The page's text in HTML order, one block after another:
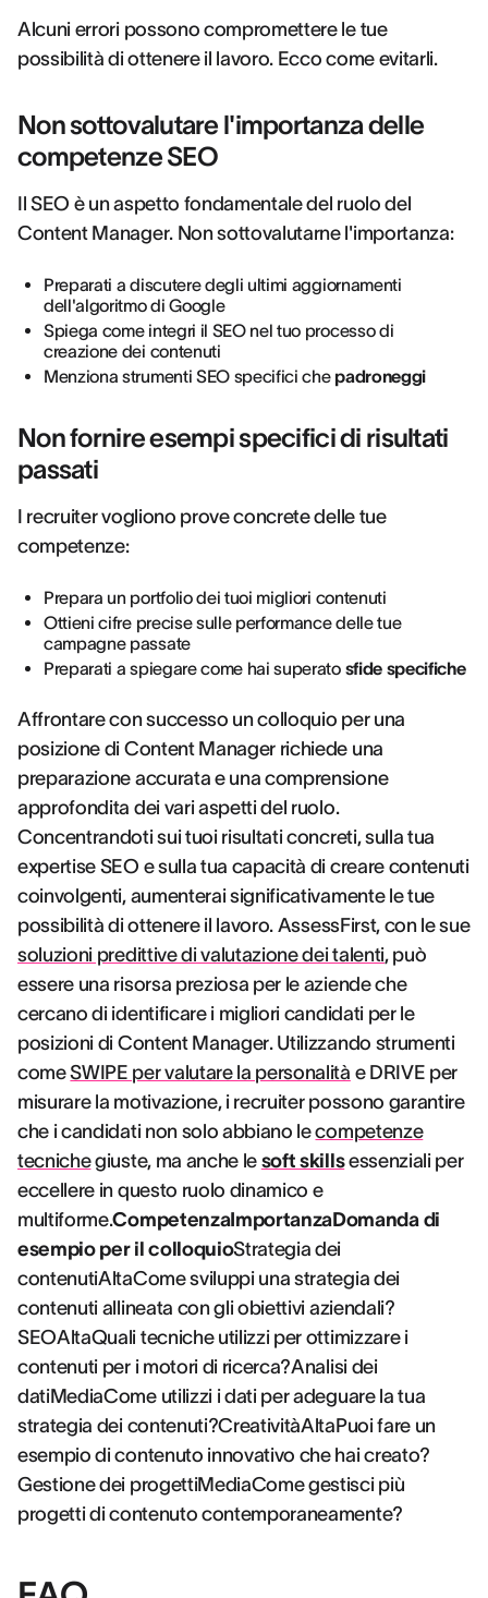
Alcuni errori possono compromettere le tue
possibilità di ottenere il lavoro. Ecco come evitarli.
Non sottovalutare l'importanza delle
competenze SEO
Il SEO è un aspetto fondamentale del ruolo del
Content Manager. Non sottovalutarne l'importanza:
Preparati a discutere degli ultimi aggiornamenti
dell'algoritmo di Google
Spiega come integri il SEO nel tuo processo di
creazione dei contenuti
Menziona strumenti SEO specifici che padroneggi
Non fornire esempi specifici di risultati
passati
I recruiter vogliono prove concrete delle tue
competenze:
Prepara un portfolio dei tuoi migliori contenuti
Ottieni cifre precise sulle performance delle tue
campagne passate
Preparati a spiegare come hai superato sfide specifiche
Affrontare con successo un colloquio per una
posizione di Content Manager richiede una
preparazione accurata e una comprensione
approfondita dei vari aspetti del ruolo.
Concentrandoti sui tuoi risultati concreti, sulla tua
expertise SEO e sulla tua capacità di creare contenuti
coinvolgenti, aumenterai significativamente le tue
possibilità di ottenere il lavoro. AssessFirst, con le sue
soluzioni predittive di valutazione dei talenti, può
essere una risorsa preziosa per le aziende che
cercano di identificare i migliori candidati per le
posizioni di Content Manager. Utilizzando strumenti
comeSWIPE per valutare la personalità e DRIVE per
misurare la motivazione, i recruiter possono garantire
che i candidati non solo abbiano lecompetenze
tecnichegiuste, ma anche le soft skillsessenziali per
eccellere in questo ruolo dinamico e
multiforme.CompetenzaImportanzaDomanda di
esempio per il colloquioStrategia dei
contenutiAltaCome sviluppi una strategia dei
contenuti allineata con gli obiettivi aziendali?
SEOAltaQuali tecniche utilizzi per ottimizzare i
contenuti per i motori di ricerca?Analisi dei
datiMediaCome utilizzi i dati per adeguare la tua
strategia dei contenuti?CreativitàAltaPuoi fare un
esempio di contenuto innovativo che hai creato?
Gestione dei progettiMediaCome gestisci più
progetti di contenuto contemporaneamente?